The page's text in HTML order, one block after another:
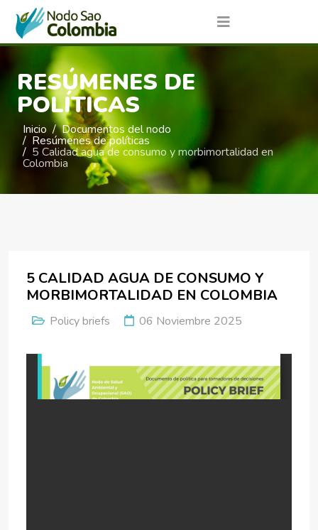
RESÚMENES DE
POLÍTICAS
Inicio Documentos del nodo
Resúmenes de políticas
5 Calidad agua de consumo y morbimortalidad en
Colombia
5 CALIDAD AGUA DE CONSUMO Y
MORBIMORTALIDAD EN COLOMBIA
Policy briefs 06 Noviembre 2025